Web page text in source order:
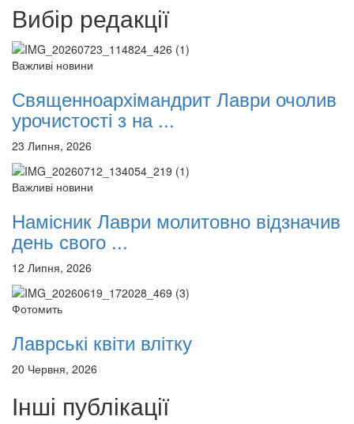
12 сентября 2015Название трансляции
12 сентября 2015
Название трансляции
12 сентября 2015Название трансляции
12 сентября 2015
Перейти до архіву
Вибір редакції
Важливі новини
Священноархімандрит Лаври очолив
урочистості з на ...
23 Липня, 2026
Важливі новини
Намісник Лаври молитовно відзначив
день свого ...
12 Липня, 2026
Фотомить
Лаврські квіти влітку
20 Червня, 2026
Інші публікації